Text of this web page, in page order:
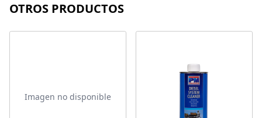
OTROS PRODUCTOS
Imagen no disponible